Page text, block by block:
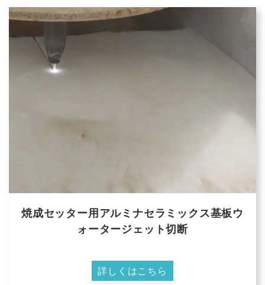
焼成セッター用アルミナセラミックス基板ウ
ォータージェット切断
詳しくはこちら